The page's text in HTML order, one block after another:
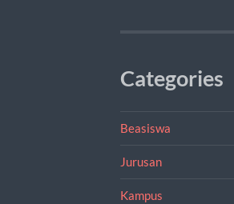
Categories
Beasiswa
Jurusan
Kampus